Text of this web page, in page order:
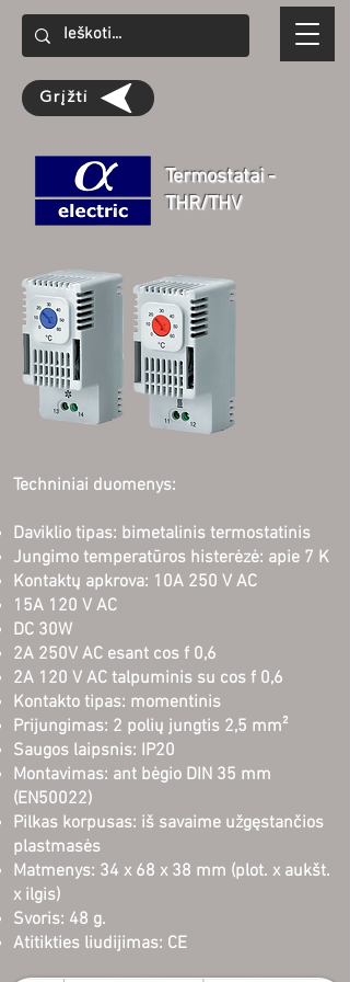
Grįžti
Termostatai -
THR/THV
Techniniai duomenys:
Daviklio tipas: bimetalinis termostatinis
Jungimo temperatūros histerėzė: apie 7 K
Kontaktų apkrova: 10A 250 V AC
15A 120 V AC
DC 30W
2A 250V AC esant cos f 0,6
2A 120 V AC talpuminis su cos f 0,6
Kontakto tipas: momentinis
Prijungimas: 2 polių jungtis 2,5 mm²
Saugos laipsnis: IP20
Montavimas: ant bėgio DIN 35 mm
(EN50022)
Pilkas korpusas: iš savaime užgęstančios
plastmasės
Matmenys: 34 x 68 x 38 mm (plot. x aukšt.
x ilgis)
Svoris: 48 g.
Atitikties liudijimas: CE